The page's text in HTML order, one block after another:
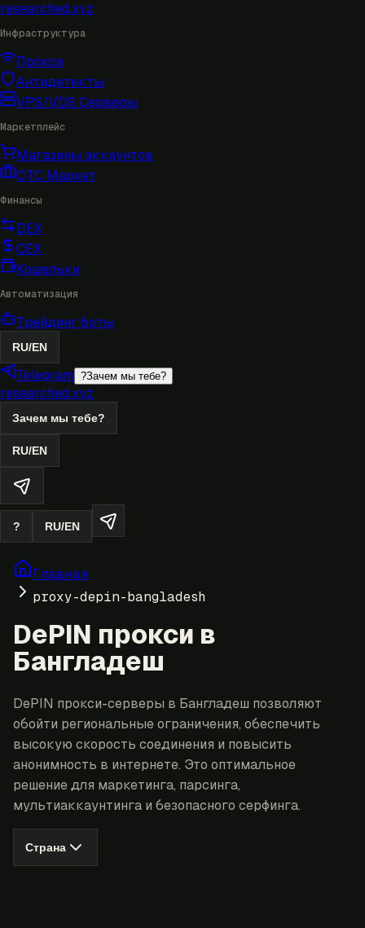
researched.xyz
Инфраструктура
Прокси
Антидетекты
VPS/VDS Серверы
Маркетплейс
Магазины аккаунтов
OTC Маркет
Финансы
DEX
CEX
Кошельки
Автоматизация
Трейдинг боты
RU/EN
Telegram ?Зачем мы тебе?
researched.xyz
Зачем мы тебе?
RU/EN
? RU/EN
Главная
proxy-depin-bangladesh
DePIN прокси в
Бангладеш
DePIN прокси-серверы в Бангладеш позволяют
обойти региональные ограничения, обеспечить
высокую скорость соединения и повысить
анонимность в интернете. Это оптимальное
решение для маркетинга, парсинга,
мультиаккаунтинга и безопасного серфинга.
Страна